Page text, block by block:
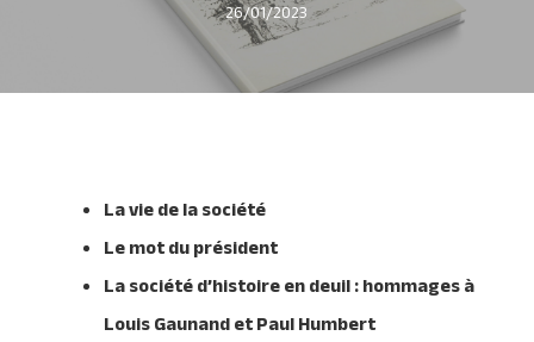
26/01/2023
La vie de la société
Le mot du président
La société d’histoire en deuil : hommages à
Louis Gaunand et Paul Humbert